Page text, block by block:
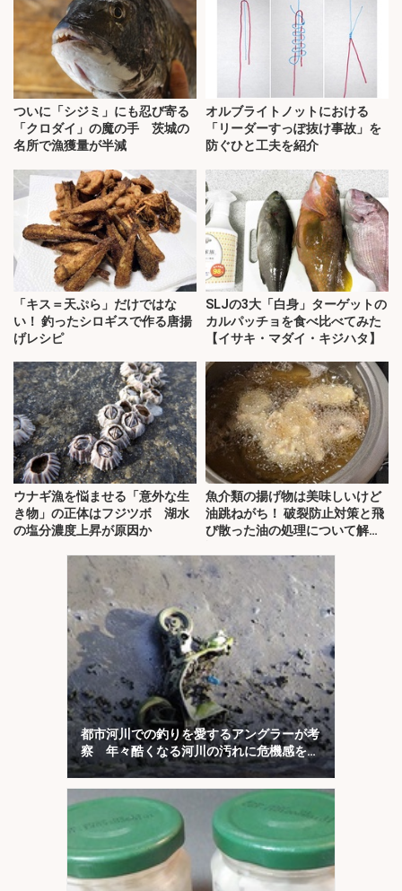
ついに「シジミ」にも忍び寄る
「クロダイ」の魔の手 茨城の
名所で漁獲量が半減
オルブライトノットにおける
「リーダーすっぽ抜け事故」を
防ぐひと工夫を紹介
「キス＝天ぷら」だけではな
い！ 釣ったシロギスで作る唐揚
げレシピ
SLJの3大「白身」ターゲットの
カルパッチョを食べ比べてみた
【イサキ・マダイ・キジハタ】
ウナギ漁を悩ませる「意外な生
き物」の正体はフジツボ 湖水
の塩分濃度上昇が原因か
魚介類の揚げ物は美味しいけど
油跳ねがち！ 破裂防止対策と飛
び散った油の処理について解
都市河川での釣りを愛するアングラーが考
察 年々酷くなる河川の汚れに危機感を持
とう